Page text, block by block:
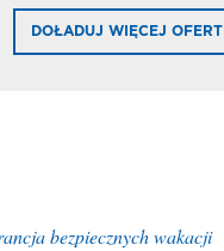
DOŁADUJ WIĘCEJ OFERT
bezpiecznych wakacji